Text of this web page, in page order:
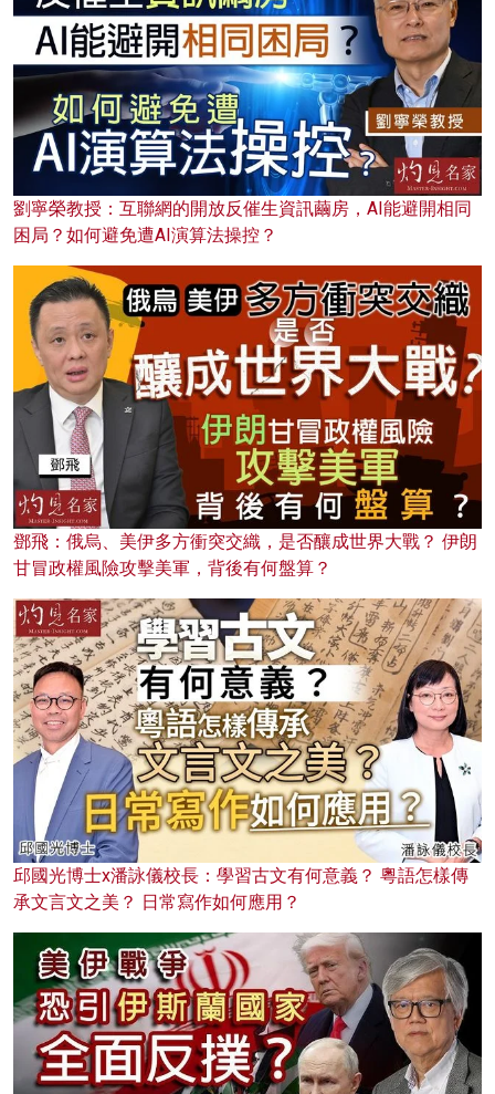
劉寧榮教授：互聯網的開放反催生資訊繭房，AI能避開相同
困局？如何避免遭AI演算法操控？
鄧飛：俄烏、美伊多方衝突交織，是否釀成世界大戰？ 伊朗
甘冒政權風險攻擊美軍，背後有何盤算？
邱國光博士x潘詠儀校長：學習古文有何意義？ 粵語怎樣傳
承文言文之美？ 日常寫作如何應用？